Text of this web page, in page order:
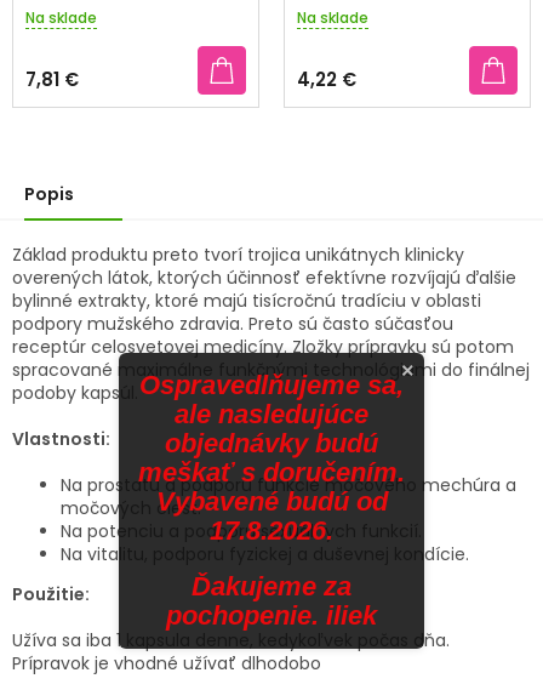
Priemerné
produktu
je
5,0
hviezdičiek.
Na sklade
7,81 €
Priemerné
produktu
je
4,5
Na sklade
4,22 €
Popis
Základ produktu preto tvorí trojica unikátnych klinicky
overených látok, ktorých účinnosť efektívne rozvíjajú ďalšie
bylinné extrakty, ktoré majú tisícročnú tradíciu v oblasti
podpory mužského zdravia. Preto sú často súčasťou
receptúr celosvetovej medicíny. Zložky prípravku sú potom
spracované maximálne funkčnými technológiami do finálnej
podoby kapsúl.
Vlastnosti:
Na prostatu a podporu funkcie močového mechúra a
močových ciest.
Na potenciu a podporu sexuálnych funkcií.
Na vitalitu, podporu fyzickej a duševnej kondície.
Použitie:
Užíva sa iba 1 kapsula denne, kedykoľvek počas dňa.
Prípravok je vhodné užívať dlhodobo
×
Ospravedlňujeme sa,
ale nasledujúce
objednávky budú
meškať s doručením.
Vybavené budú od
17.8.2026.
Ďakujeme za
pochopenie. iliek